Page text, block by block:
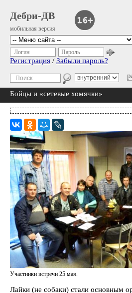
Дебри-ДВ
мобильная версия
Логин Пароль
Регистрация / Забыли пароль?
Бойцы и «сетевые хомячки»
Участники встречи 25 мая.
Лайки (не собаки) стали основным